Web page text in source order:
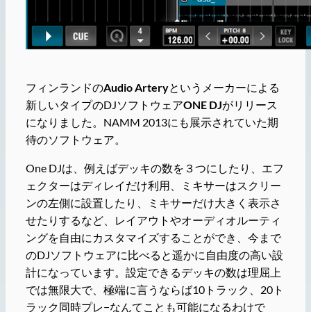
フィンランドのAudio Arteryというメーカーによる
新しいタイプのDJソフトウェアONE DJがリリース
になりました。NAMM 2013にも展示されていた期
待のソフトウェア。
One DJは、例えばデッキの数を３つにしたり、エフ
ェクターはディレイだけ利用、ミキサーはスクリー
ンの左側に設置したり、ミキサーだけ大きく表示さ
せたりするなど、レイアウトやオーディオルーティ
ングを自由にカスタマイズすることができ、今まで
のDJソフトウェアに比べると遥かに自由度の高い設
計になっています。設定できるデッキの数は理屈上
では無限大で、極端に言うならば10トラック、20ト
ラック同時プレ−なんてことも可能になるわけで